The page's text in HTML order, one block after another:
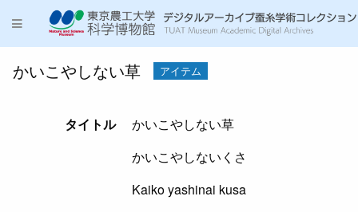
かいこやしない草 アイテム
タイトル
かいこやしない草
かいこやしないくさ
Kaiko yashinai kusa